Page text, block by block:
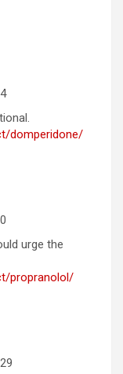
domperidone/
urge the
propranolol/